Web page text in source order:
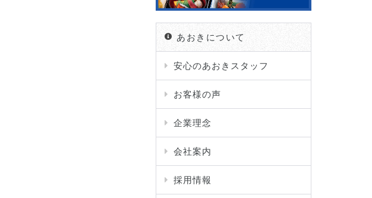
あおきについて
安心のあおきスタッフ
お客様の声
企業理念
会社案内
採用情報